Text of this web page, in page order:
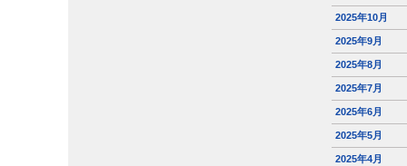
2025年10月
2025年9月
2025年8月
2025年7月
2025年6月
2025年5月
2025年4月